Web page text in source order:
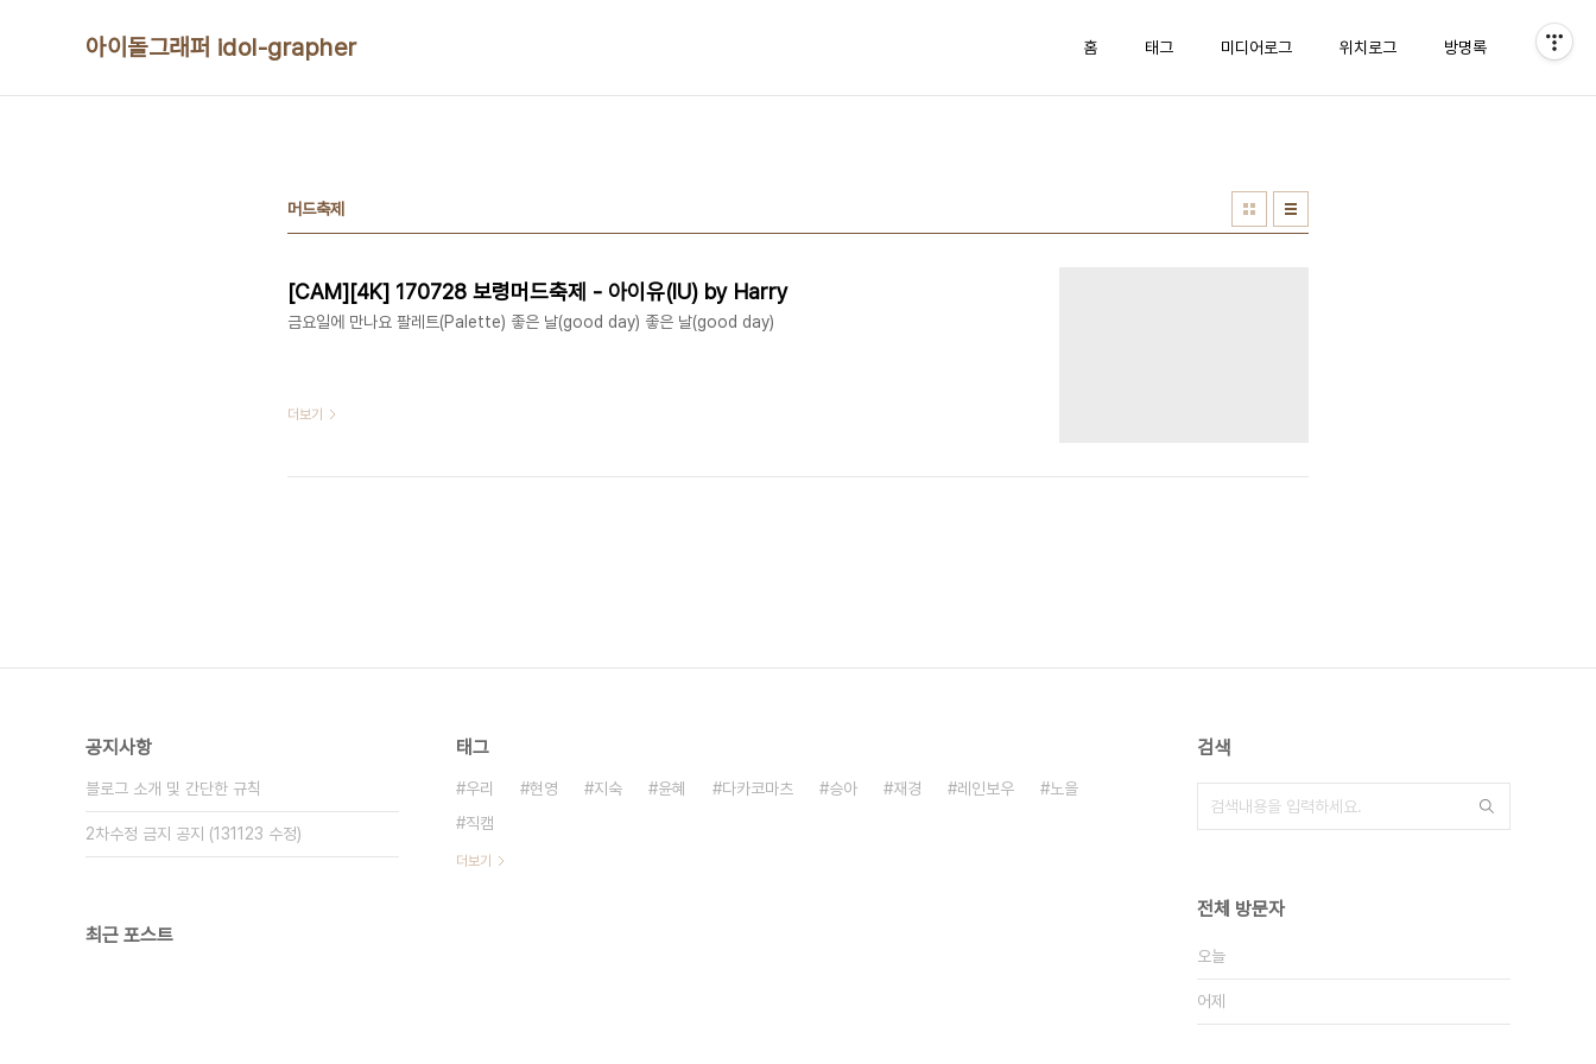
아이돌그래퍼 idol-grapher 홈 태그 미디어로그 위치로그 방명록
머드축제
[CAM][4K] 170728 보령머드축제 - 아이유(IU) by Harry
금요일에 만나요 팔레트(Palette) 좋은 날(good day) 좋은 날(good day)
더보기
공지사항
블로그 소개 및 간단한 규칙
2차수정 금지 공지 (131123 수정)
최근 포스트
태그
우리 현영 지숙 윤혜 다카코마츠 승아 재경 레인보우
노을
직캠
더보기
검색
전체 방문자
오늘
어제